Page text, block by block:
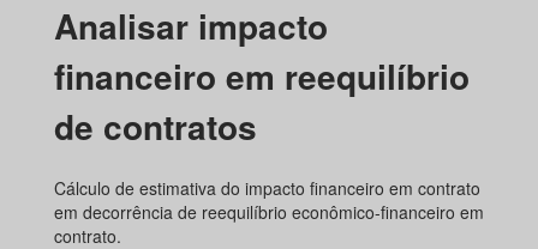
Analisar impacto
financeiro em reequilíbrio
de contratos
Cálculo de estimativa do impacto financeiro em contrato
em decorrência de reequilíbrio econômico-financeiro em
contrato.